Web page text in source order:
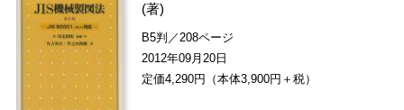
(著)
B5判／208ページ
2012年09月20日
定価4,290円（本体3,900円＋税）